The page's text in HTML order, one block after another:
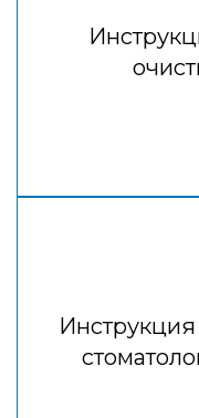
Инструкция